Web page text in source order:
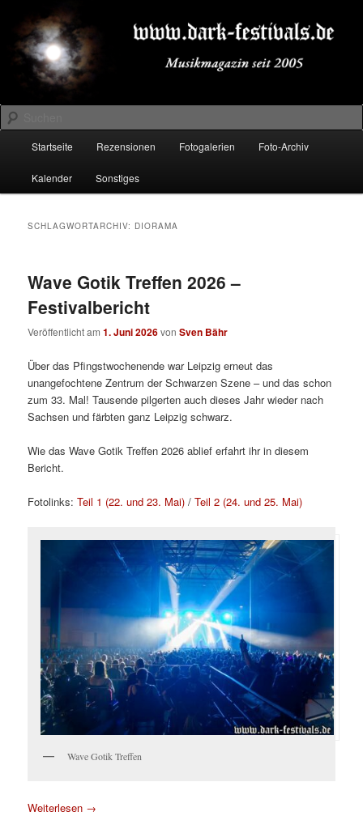
primären
Inhalt
springen
sekundären
Inhalt
springenDARK-FESTIVALS.DE
Suchen
Startseite Rezensionen Fotogalerien Foto-Archiv
Kalender Sonstiges
SCHLAGWORTARCHIV: DIORAMA
Wave Gotik Treffen 2026 –
Festivalbericht
Veröffentlicht am1. Juni 2026vonSven Bähr
Über das Pfingstwochenende war Leipzig erneut das
unangefochtene Zentrum der Schwarzen Szene – und das schon
zum 33. Mal! Tausende pilgerten auch dieses Jahr wieder nach
Sachsen und färbten ganz Leipzig schwarz.
Wie das Wave Gotik Treffen 2026 ablief erfahrt ihr in diesem
Bericht.
Fotolinks:Teil 1 (22. und 23. Mai) /Teil 2 (24. und 25. Mai)
Wave Gotik Treffen
Weiterlesen →